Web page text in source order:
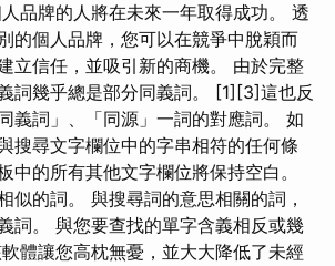
品牌的人將在未來一年取得成功。 透
的個人品牌，您可以在競爭中脫穎而
立信任，並吸引新的商機。 由於完整
詞幾乎總是部分同義詞。 [1][3]這也反
義詞」、「同源」一詞的對應詞。 如
搜尋文字欄位中的字串相符的任何條
中的所有其他文字欄位將保持空白。
似的詞。 與搜尋詞的意思相關的詞，
詞。 與您要查找的單字含義相反或幾
體讓您高枕無憂，並大大降低了未經